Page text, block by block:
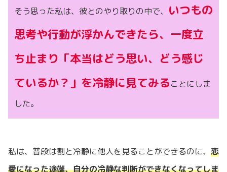
そう思った私は、彼とのやり取りの中で、 いつもの
思考や行動が浮かんできたら、一度立
ち止まり「本当はどう思い、どう感じ
ているか？」を冷静に見てみることにしま
した。
私は、普段は割と冷静に他人を見ることができるのに、 恋
愛になった途端、自分の冷静な判断ができなくなってしま